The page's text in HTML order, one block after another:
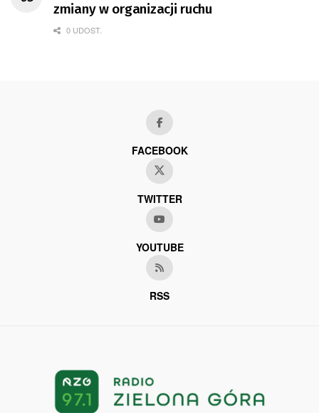
zmiany w organizacji ruchu
0 UDOST.
FACEBOOK
TWITTER
YOUTUBE
RSS